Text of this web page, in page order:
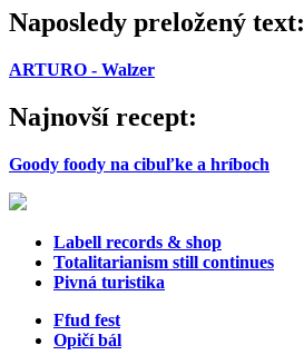
Naposledy preložený text:
ARTURO - Walzer
Najnovší recept:
Goody foody na cibuľke a hríboch
Labell records & shop
Totalitarianism still continues
Pivná turistika
Ffud fest
Opičí bál